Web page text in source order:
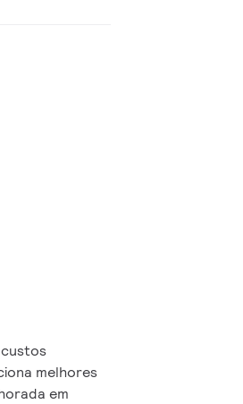
melhores
em